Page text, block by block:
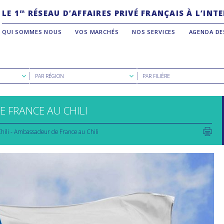
LE 1 ER RÉSEAU D’AFFAIRES PRIVÉ FRANÇAIS À
QUI SOMMES NOUS VOS MARCHÉS NOS SERVICES AGENDA
Rechercher
parPAR RÉGION
Rechercher
parPAR FILIÈRE
FRANCE AU CHILI
- Ambassadeur de France au Chili